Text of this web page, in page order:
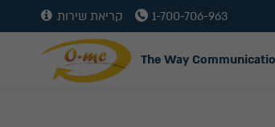
קריאת שירות 1-700-706-963
The Way